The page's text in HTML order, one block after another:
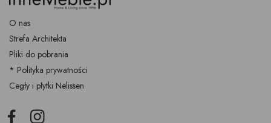
O nas
Strefa Architekta
Pliki do pobrania
* Polityka prywatności
Cegły i płytki Nelissen
FacebookInstagram